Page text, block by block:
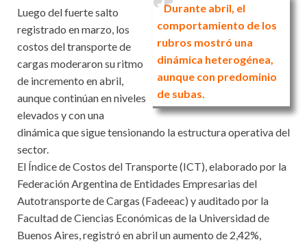
Durante abril, el
comportamiento de los
rubros mostró una
dinámica heterogénea,
aunque con predominio
de subas.
Luego del fuerte salto
registrado en marzo, los
costos del transporte de
cargas moderaron su ritmo
de incremento en abril,
aunque continúan en niveles
elevados y con una
dinámica que sigue tensionando la estructura operativa del
sector.
El Índice de Costos del Transporte (ICT), elaborado por la
Federación Argentina de Entidades Empresarias del
Autotransporte de Cargas (Fadeeac) y auditado por la
Facultad de Ciencias Económicas de la Universidad de
Buenos Aires, registró en abril un aumento de 2,42%,